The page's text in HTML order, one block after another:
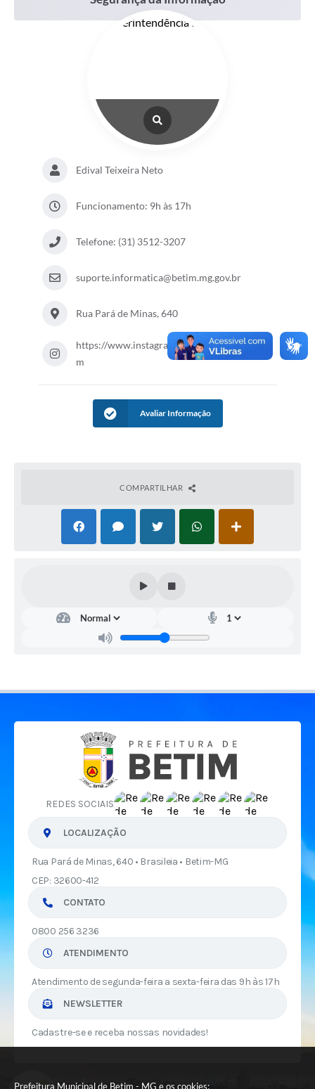
Prefeitura Municipal de Betim - MG e os cookies:
Edival Teixeira Neto
Funcionamento: 9h às 17h
Telefone: (31) 3512-3207
suporte.informatica@betim.mg.gov.br
Rua Pará de Minas, 640
https://www.instagram.com/prefeiturabeti
m
Avaliar Informação
COMPARTILHAR
REDES SOCIAIS
LOCALIZAÇÃO
Rua Pará de Minas, 640 • Brasileia • Betim-MG
CEP: 32600-412
CONTATO
0800 256 3236
ATENDIMENTO
Atendimento de segunda-feira a sexta-feira das 9h às 17h
NEWSLETTER
Cadastre-se e receba nossas novidades!
Versão do Sistema:3.5.3 - 19/06/2026